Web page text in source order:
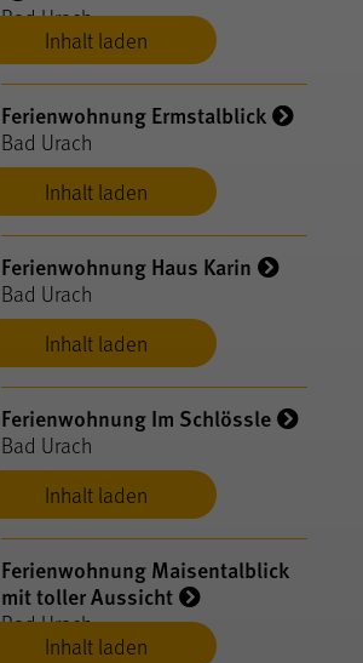
Inhalt laden
Bad Urach
Inhalt laden
Ferienwohnung Ermstalblick
Bad Urach
Inhalt laden
Ferienwohnung Haus Karin
Bad Urach
Inhalt laden
Ferienwohnung Im Schlössle
Bad Urach
Inhalt laden
Ferienwohnung Maisentalblick
mit toller Aussicht
Bad Urach